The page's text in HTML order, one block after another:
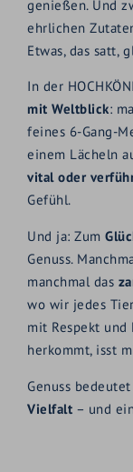
genießen. Und
ehrlichen
Etwas, das satt,
In der
mit Weltblick:
feines 6-Gang-
einem Lächeln
vital oder
Gefühl.
Und ja: Zum
Genuss.
manchmal das
wo wir jedes
mit Respekt und
herkommt, isst
Genuss
Vielfalt – und